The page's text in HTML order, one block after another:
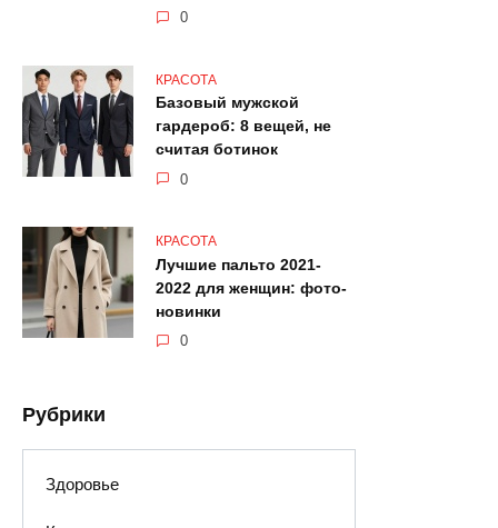
0
КРАСОТА
Базовый мужской
гардероб: 8 вещей, не
считая ботинок
0
КРАСОТА
Лучшие пальто 2021-
2022 для женщин: фото-
новинки
0
Рубрики
Здоровье